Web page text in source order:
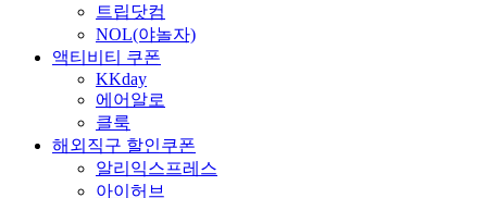
트립닷컴
NOL(야놀자)
액티비티 쿠폰
KKday
에어알로
클룩
해외직구 할인쿠폰
알리익스프레스
아이허브